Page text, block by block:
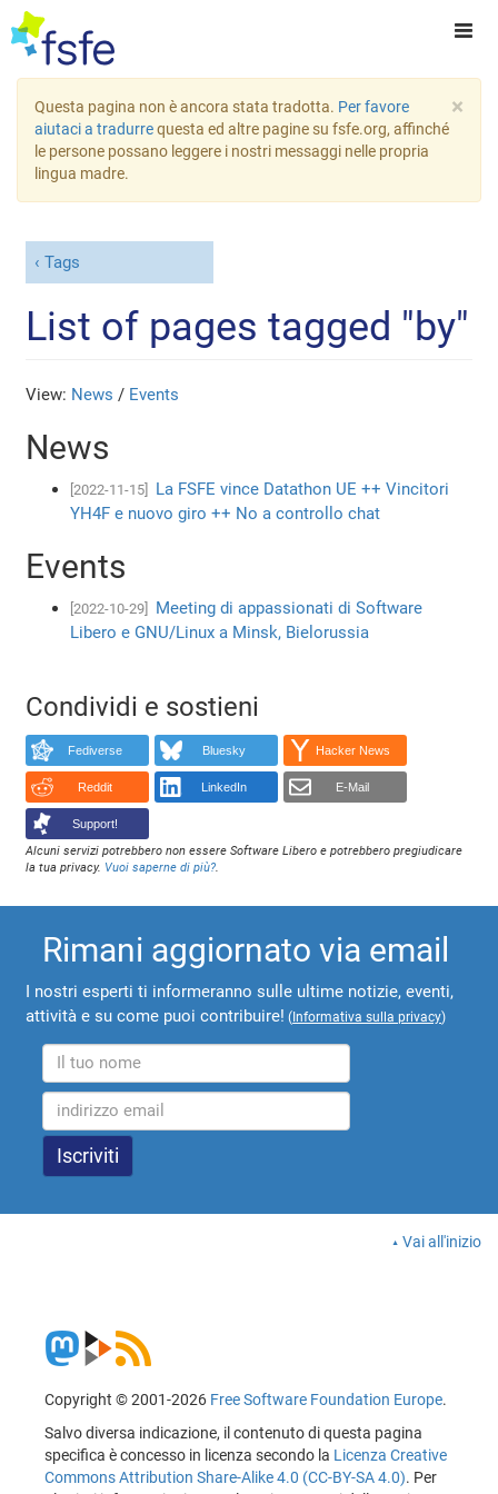
×
Questa pagina non è ancora stata tradotta. Per favore
aiutaci a tradurrequesta ed altre pagine su fsfe.org, affinché
le persone possano leggere i nostri messaggi nelle propria
lingua madre.
Tags
List of pages tagged "by"
View: News / Events
News
[2022-11-15]
La FSFE vince Datathon UE ++ Vincitori
YH4F e nuovo giro ++ No a controllo chat
Events
[2022-10-29]
Meeting di appassionati di Software
Libero e GNU/Linux a Minsk, Bielorussia
Condividi e sostieni
Fediverse Bluesky Hacker News
Reddit LinkedIn E-Mail
Support!
Alcuni servizi potrebbero non essere Software Libero e potrebbero pregiudicare
la tua privacy. Vuoi saperne di più?.
Rimani aggiornato via email
I nostri esperti ti informeranno sulle ultime notizie, eventi,
attività e su come puoi contribuire! ( Informativa sulla privacy)
Vai all'inizio
Copyright © 2001-2026 Free Software Foundation Europe.
Salvo diversa indicazione, il contenuto di questa pagina
specifica è concesso in licenza secondo la Licenza Creative
Commons Attribution Share-Alike 4.0 (CC-BY-SA 4.0). Per